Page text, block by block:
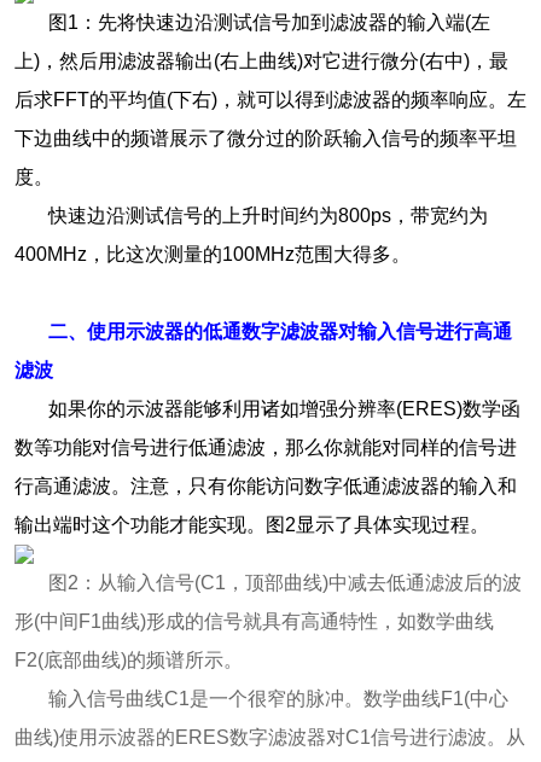
图1：先将快速边沿测试信号加到滤波器的输入端(左
上)，然后用滤波器输出(右上曲线)对它进行微分(右中)，最
后求FFT的平均值(下右)，就可以得到滤波器的频率响应。左
下边曲线中的频谱展示了微分过的阶跃输入信号的频率平坦
度。
快速边沿测试信号的上升时间约为800ps，带宽约为
400MHz，比这次测量的100MHz范围大得多。
二、使用示波器的低通数字滤波器对输入信号进行高通
滤波
如果你的示波器能够利用诸如增强分辨率(ERES)数学函
数等功能对信号进行低通滤波，那么你就能对同样的信号进
行高通滤波。注意，只有你能访问数字低通滤波器的输入和
输出端时这个功能才能实现。图2显示了具体实现过程。
图2：从输入信号(C1，顶部曲线)中减去低通滤波后的波
形(中间F1曲线)形成的信号就具有高通特性，如数学曲线
F2(底部曲线)的频谱所示。
输入信号曲线C1是一个很窄的脉冲。数学曲线F1(中心
曲线)使用示波器的ERES数字滤波器对C1信号进行滤波。从